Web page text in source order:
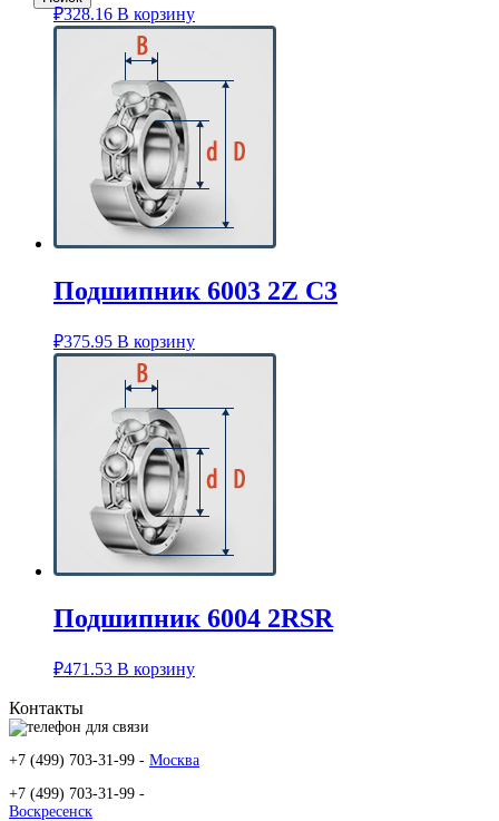
₽328.16 В корзину
Подшипник 6003 2Z C3
₽375.95 В корзину
Подшипник 6004 2RSR
₽471.53 В корзину
Контакты
+7 (499) 703-31-99 - Москва
+7 (499) 703-31-99 -
Воскресенск